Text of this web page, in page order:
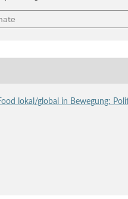
lokal/global in Bewegung: